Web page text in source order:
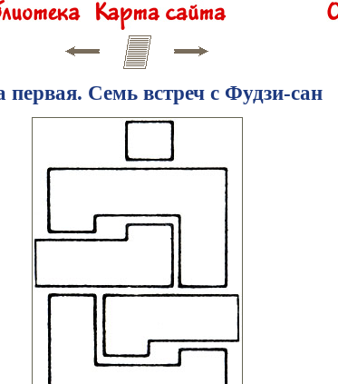
первая. Семь встреч с Фудзи-сан